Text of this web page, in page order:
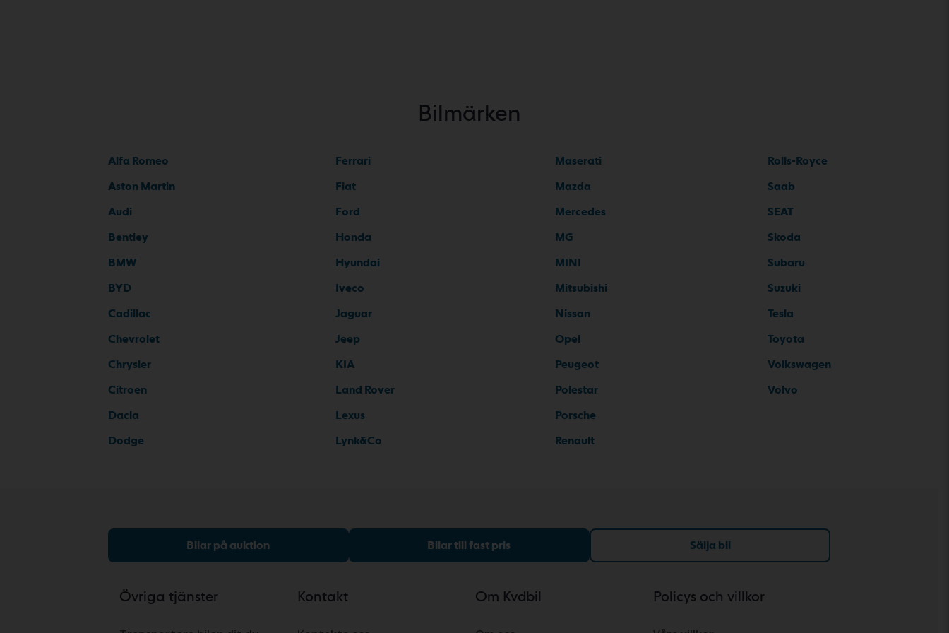
Bilmärken
Alfa Romeo
Aston Martin
Audi
Bentley
BMW
BYD
Cadillac
Chevrolet
Chrysler
Citroen
Dacia
Dodge
Ferrari
Fiat
Ford
Honda
Hyundai
Iveco
Jaguar
Jeep
KIA
Land Rover
Lexus
Lynk&Co
Maserati
Mazda
Mercedes
MG
MINI
Mitsubishi
Nissan
Opel
Peugeot
Polestar
Porsche
Renault
Rolls-Royce
Saab
SEAT
Skoda
Subaru
Suzuki
Tesla
Toyota
Volkswagen
Volvo
Bilar på auktion Bilar till fast pris Sälja bil
Övriga tjänster Kontakt Om Kvdbil Policys och villkor